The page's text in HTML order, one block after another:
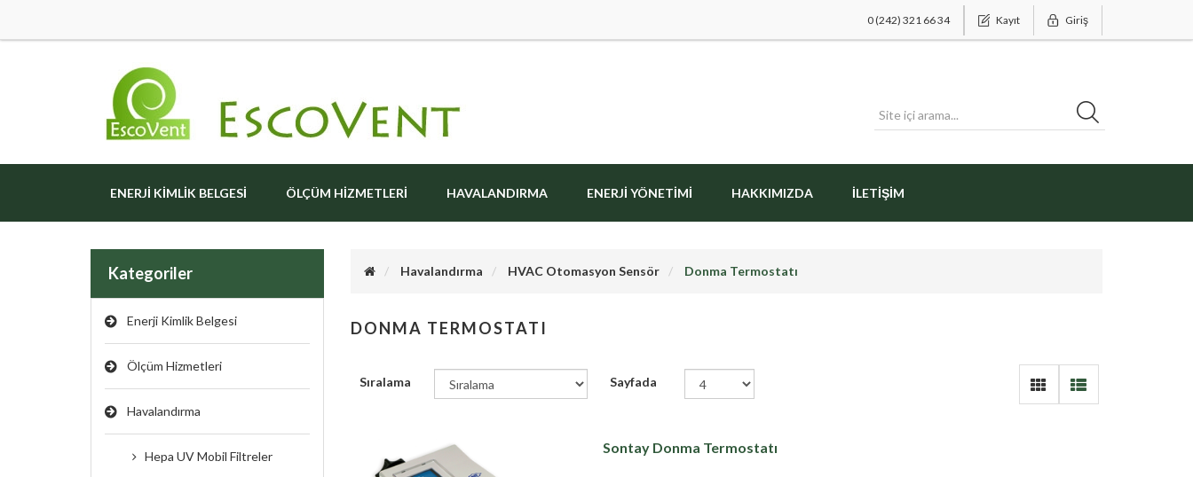
0 (242) 321 66 34 Kayıt Giriş
ENERJI KIMLIK BELGESI ÖLÇÜM HIZMETLERI HAVALANDIRMA ENERJI YÖNETIMI HAKKIMIZDA İLETIŞIM
Kategoriler
Enerji Kimlik Belgesi
Ölçüm Hizmetleri
Havalandırma
Hepa UV Mobil Filtreler
Havalandırma HVAC Otomasyon Sensör Donma Termostatı
DONMA TERMOSTATI
Sıralama Sayfada
Sontay Donma Termostatı